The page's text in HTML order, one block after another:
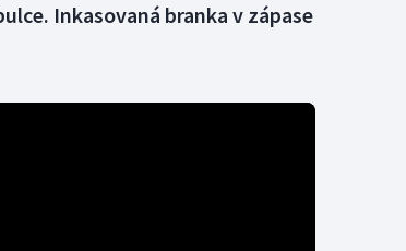
Inkasovaná branka v zápase